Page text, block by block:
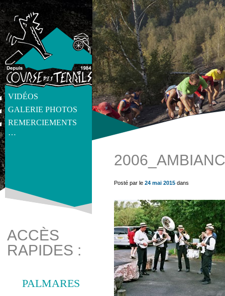
VIDÉOS
GALERIE PHOTOS
REMERCIEMENTS
…
get_post_meta(get_the_ID(), 'thumb', true) ?>
ACCÈS
RAPIDES :
PALMARES
Posté par le 24 mai 2015 dans